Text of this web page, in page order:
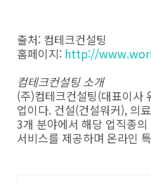
출처: 컴테크컨설팅
홈페이지: http://
컴테크컨설팅 소개
(주)컴테크컨설팅(대표이사
업이다. 건설(건설워커), 의
3개 분야에서 해당 업직종
서비스를 제공하며 온라인